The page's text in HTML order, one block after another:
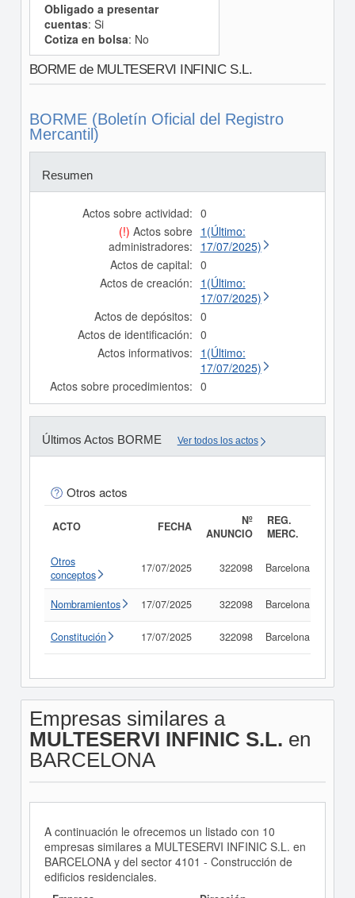
Obligado a presentar
cuentas: Si
Cotiza en bolsa: No
BORME de MULTESERVI INFINIC S.L.
BORME (Boletín Oficial del Registro
Mercantil)
Resumen
Actos sobre actividad: 0
(!) Actos sobre
administradores:
1(Último:
17/07/2025)
Actos de capital: 0
Actos de creación: 1(Último:
17/07/2025)
Actos de depósitos: 0
Actos de identificación: 0
Actos informativos: 1(Último:
17/07/2025)
Actos sobre procedimientos: 0
Últimos Actos BORME Ver todos los actos
Otros actos
ACTO FECHA
Nº
ANUNCIO
REG.
MERC.
Otros
conceptos
17/07/2025 322098 Barcelona
Nombramientos 17/07/2025 322098 Barcelona
Constitución 17/07/2025 322098 Barcelona
Empresas similares a
MULTESERVI INFINIC S.L. en
BARCELONA
A continuación le ofrecemos un listado con 10
empresas similares a MULTESERVI INFINIC S.L. en
BARCELONA y del sector 4101 - Construcción de
edificios residenciales.